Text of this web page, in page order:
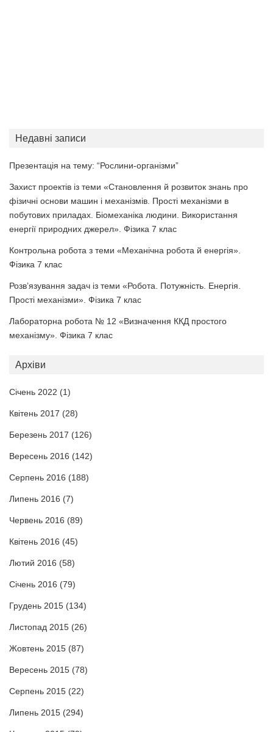
Недавні записи
Презентація на тему: “Рослини-організми”
Захист проектів із теми «Становлення й розвиток знань про
фізичні основи машин і механізмів. Прості механізми в
побутових приладах. Біомеханіка людини. Використання
енергії природних джерел». Фізика 7 клас
Контрольна робота з теми «Механічна робота й енергія».
Фізика 7 клас
Розв’язування задач із теми «Робота. Потужність. Енергія.
Прості механізми». Фізика 7 клас
Лабораторна робота № 12 «Визначення ККД простого
механізму». Фізика 7 клас
Архіви
Січень 2022 (1)
Квітень 2017 (28)
Березень 2017 (126)
Вересень 2016 (142)
Серпень 2016 (188)
Липень 2016 (7)
Червень 2016 (89)
Квітень 2016 (45)
Лютий 2016 (58)
Січень 2016 (79)
Грудень 2015 (134)
Листопад 2015 (26)
Жовтень 2015 (87)
Вересень 2015 (78)
Серпень 2015 (22)
Липень 2015 (294)